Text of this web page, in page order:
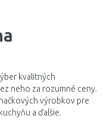
kvalitných
neho za rozumné ceny.
výrobkov pre
a ďalšie.